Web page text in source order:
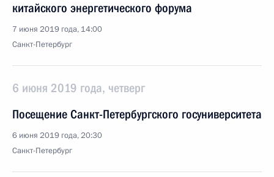
китайского энергетического форума
7 июня 2019 года, 14:00
Санкт-Петербург
6 июня 2019 года, четверг
Посещение Санкт-Петербургского госуниверситета
6 июня 2019 года, 20:30
Санкт-Петербург